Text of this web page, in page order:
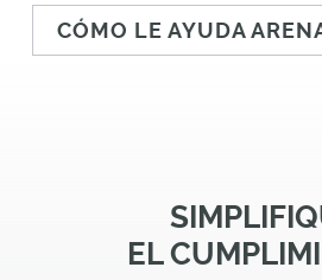
CÓMO LE AYUDA
EL